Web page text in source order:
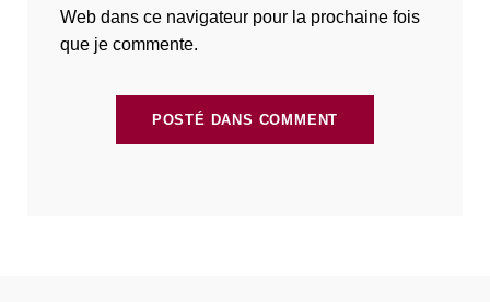
Web dans ce navigateur pour la prochaine fois
que je commente.